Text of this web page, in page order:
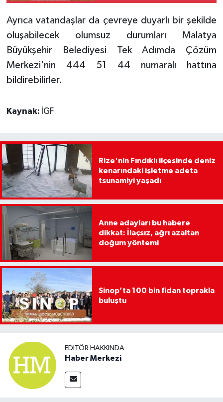
Ayrıca vatandaşlar da çevreye duyarlı bir şekilde
oluşabilecek olumsuz durumları Malatya
Büyükşehir Belediyesi Tek Adımda Çözüm
Merkezi'nin 444 51 44 numaralı hattına
bildirebilirler.
Kaynak: İGF
Rize'nin Fındıklı ilçesinde deniz
kenarındaki işletme adeta
tsunamiyi yaşadı
Anne adayları bu habere
dikkat: İlaçsız, ağrı azaltan
doğum yöntemi
Sinop’ta 100 bin fidan toprakla
buluştu
EDITÖR HAKKINDA
Haber Merkezi